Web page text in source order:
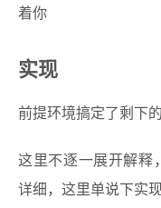
着你
实现
前提环境搞定了剩下
这里不逐一展开解释
详细，这里单说下实